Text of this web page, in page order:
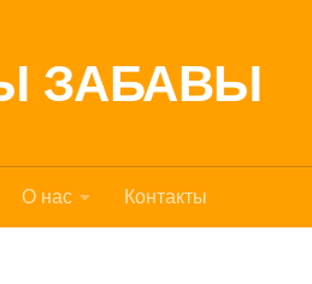
ЗАБАВЫ
О нас Контакты